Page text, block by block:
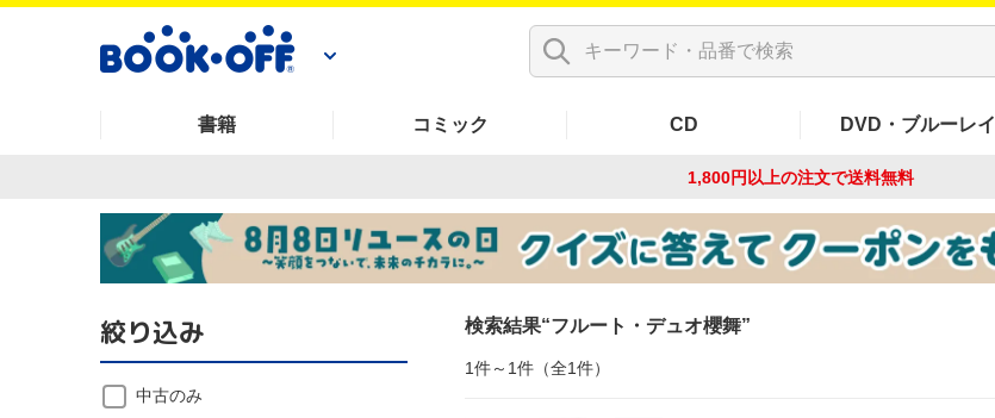
書籍 コミック CD DVD・ブルーレイ
1,800円以上の注文で送料無料
検索結果 フルート・デュオ櫻舞
1件～1件（全1件）
絞り込み
中古のみ